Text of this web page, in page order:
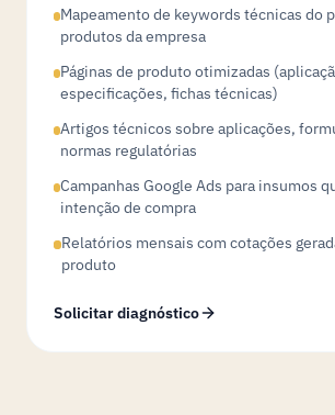
Mapeamento de keywords técnicas do
produtos da empresa
Páginas de produto otimizadas
especificações, fichas técnicas)
Artigos técnicos sobre aplicações,
normas regulatórias
Campanhas Google Ads para insumos
intenção de compra
Relatórios mensais com cotações
produto
Solicitar diagnóstico